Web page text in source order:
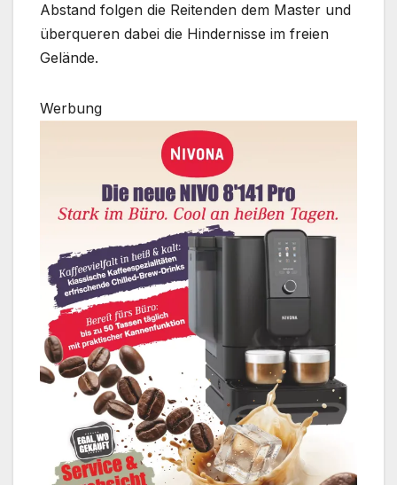
Abstand folgen die Reitenden dem Master und
überqueren dabei die Hindernisse im freien
Gelände.
Werbung